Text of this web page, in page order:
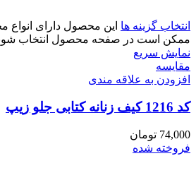
انتخاب گزینه ها این محصول دارای انواع
ممکن است در صفحه محصول انتخاب
نمایش سریع
مقايسه
افزودن به علاقه مندی
کد 1216 کیف زنانه کتابی جلو زیپ
74,000 تومان
فروخته شده